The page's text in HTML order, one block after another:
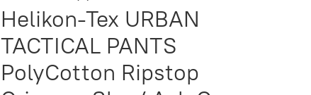
Helikon-Tex URBAN
TACTICAL PANTS
PolyCotton Ripstop